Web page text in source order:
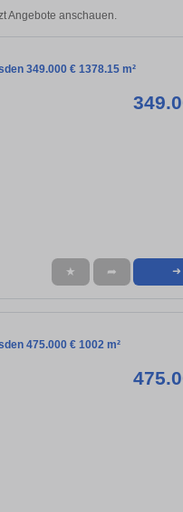
Angebote anschauen.
349.000 € 1378.15 m²
★ ➦ ➜
475.000 € 1002 m²